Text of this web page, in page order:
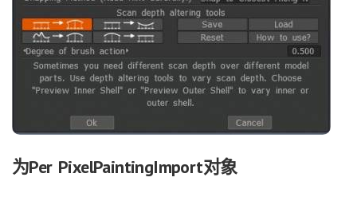
为Per PixelPaintingImport对象